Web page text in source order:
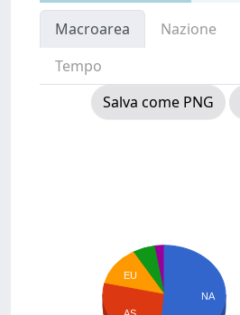
Macroarea Nazione
Tempo
Salva come PNG
EU
NA